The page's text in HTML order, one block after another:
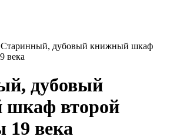
Старинный, дубовый книжный шкаф
века
дубовый
второй
19 века